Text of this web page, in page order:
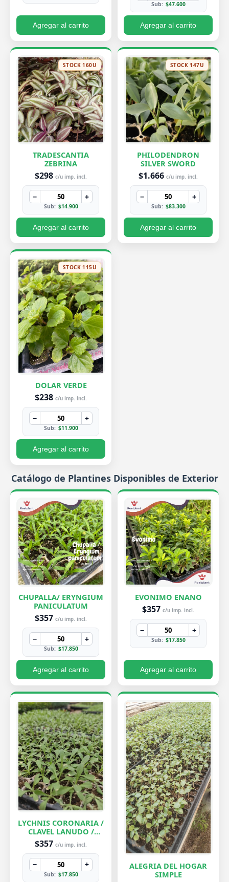
Agregar al carrito
Sub: $47.600
Agregar al carrito
STOCK 160U
TRADESCANTIA
ZEBRINA
$298 c/u imp. incl.
− +
Sub: $14.900
Agregar al carrito
STOCK 147U
PHILODENDRON
SILVER SWORD
$1.666 c/u imp. incl.
− +
Sub: $83.300
Agregar al carrito
STOCK 115U
DOLAR VERDE
$238 c/u imp. incl.
− +
Sub: $11.900
Agregar al carrito
Catálogo de Plantines Disponibles de Exterior
CHUPALLA/ ERYNGIUM
PANICULATUM
$357 c/u imp. incl.
− +
Sub: $17.850
Agregar al carrito
EVONIMO ENANO
$357 c/u imp. incl.
− +
Sub: $17.850
Agregar al carrito
LYCHNIS CORONARIA /
CLAVEL LANUDO /
ABUELA
$357 c/u imp. incl.
− +
Sub: $17.850
ALEGRIA DEL HOGAR
SIMPLE